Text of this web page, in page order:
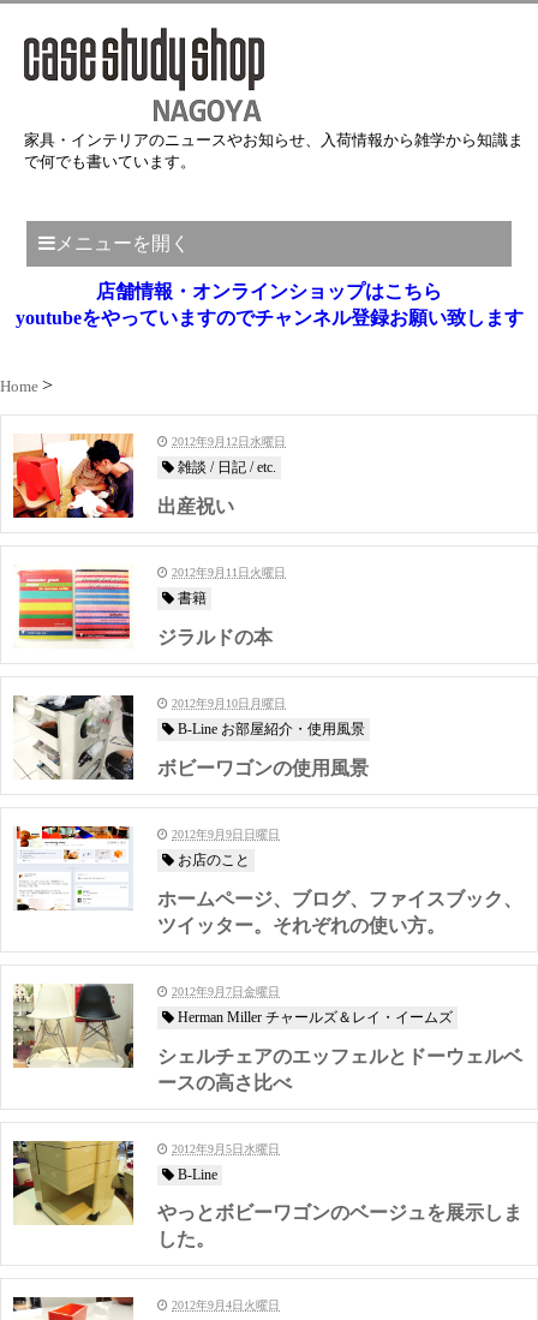
家具・インテリアのニュースやお知らせ、入荷情報から雑学から知識ま
で何でも書いています。
メニューを開く
店舗情報・オンラインショップはこちら
youtubeをやっていますのでチャンネル登録お願い致します
Home
2012年9月12日水曜日
雑談 / 日記 / etc.
出産祝い
2012年9月11日火曜日
書籍
ジラルドの本
2012年9月10日月曜日
B-Line お部屋紹介・使用風景
ボビーワゴンの使用風景
2012年9月9日日曜日
お店のこと
ホームページ、ブログ、ファイスブック、
ツイッター。それぞれの使い方。
2012年9月7日金曜日
Herman Miller チャールズ＆レイ・イームズ
シェルチェアのエッフェルとドーウェルベ
ースの高さ比べ
2012年9月5日水曜日
B-Line
やっとボビーワゴンのベージュを展示しま
した。
2012年9月4日火曜日